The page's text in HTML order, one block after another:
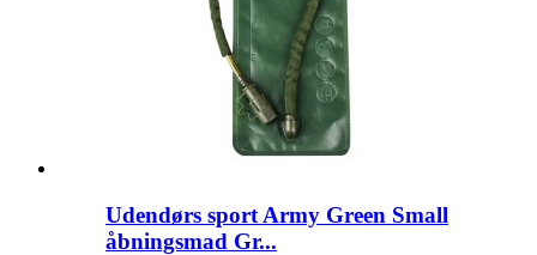
Udendørs sport Army Green Small
åbningsmad Gr...